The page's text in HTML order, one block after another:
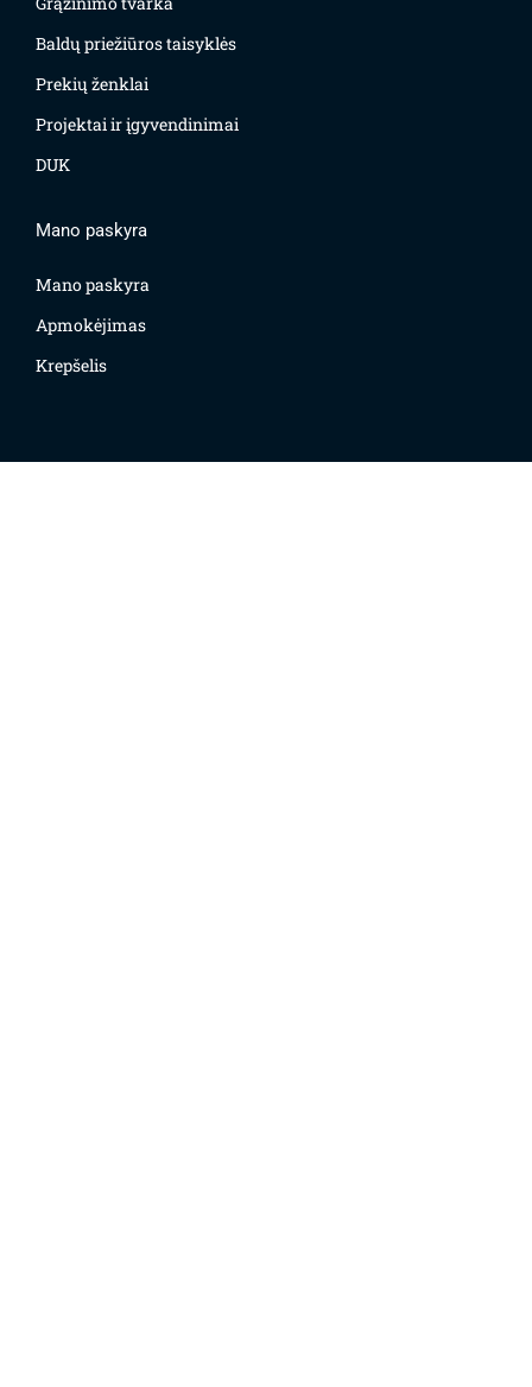
Baldų priežiūros taisyklės
Prekių ženklai
Projektai ir įgyvendinimai
DUK
Mano paskyra
Mano paskyra
Apmokėjimas
Krepšelis